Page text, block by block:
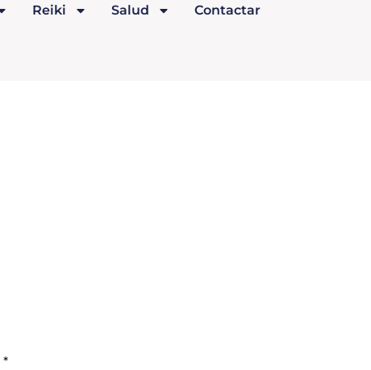
Reiki Salud Contactar
*